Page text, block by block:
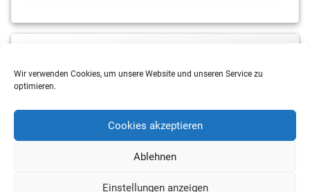
Wir verwenden Cookies, um unsere Website und unseren Service zu
optimieren.
Cookies akzeptieren
Ablehnen
Einstellungen anzeigen